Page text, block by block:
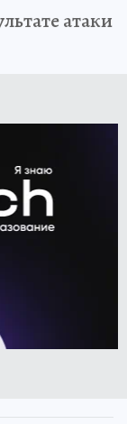
атаки